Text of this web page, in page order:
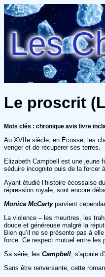
Les
Le proscrit
Mots clés : chronique avis livre
Au XVIIe siècle, en Écosse, les
venger et de récupérer ses terres.
Elizabeth Campbell est une jeune
séduire incognito puis de la forcer
Ayant étudié l’histoire écossaise
répression royale, sont encore
Monica McCartyparvient
La violence – les meurtres, les
douce et généreuse malgré la
Bien qu’il ne se présente pas à
force. Ce respect mutuel entre les
Sa série, les Campbell , s'appuie
Sans être renversante, cette